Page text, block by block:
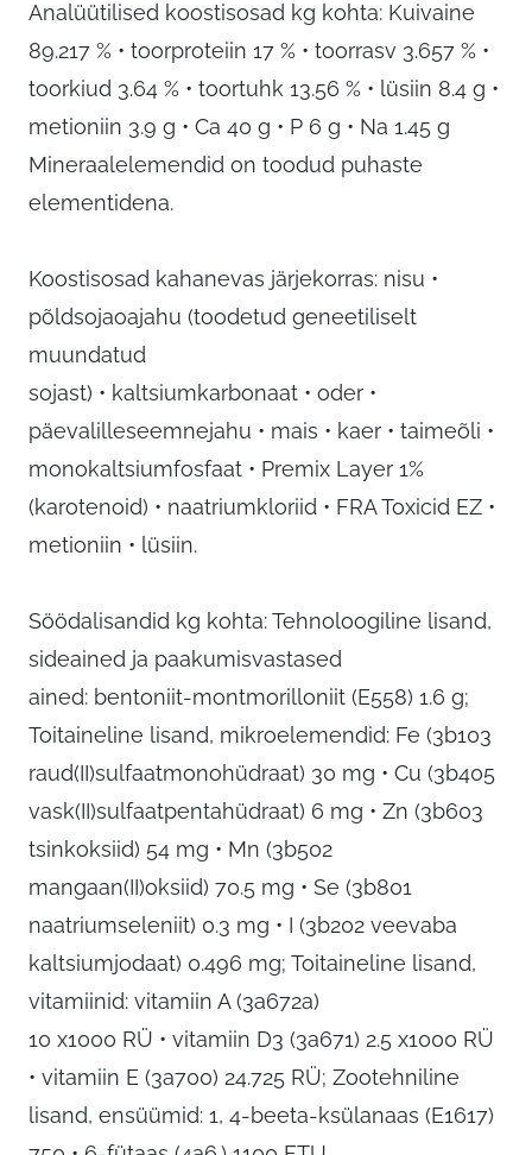
Analüütilised koostisosad kg kohta: Kuivaine
89.217 % • toorproteiin 17 % • toorrasv 3.657 % •
toorkiud 3.64 % • toortuhk 13.56 % • lüsiin 8.4 g •
metioniin 3.9 g • Ca 40 g • P 6 g • Na 1.45 g
Mineraalelemendid on toodud puhaste
elementidena.
Koostisosad kahanevas järjekorras: nisu •
põldsojaoajahu (toodetud geneetiliselt
muundatud
sojast) • kaltsiumkarbonaat • oder •
päevalilleseemnejahu • mais • kaer • taimeõli •
monokaltsiumfosfaat • Premix Layer 1%
(karotenoid) • naatriumkloriid • FRA Toxicid EZ •
metioniin • lüsiin.
Söödalisandid kg kohta: Tehnoloogiline lisand,
sideained ja paakumisvastased
ained: bentoniit-montmorilloniit (E558) 1.6 g;
Toitaineline lisand, mikroelemendid: Fe (3b103
raud(II)sulfaatmonohüdraat) 30 mg • Cu (3b405
vask(II)sulfaatpentahüdraat) 6 mg • Zn (3b603
tsinkoksiid) 54 mg • Mn (3b502
mangaan(II)oksiid) 70.5 mg • Se (3b801
naatriumseleniit) 0.3 mg • I (3b202 veevaba
kaltsiumjodaat) 0.496 mg; Toitaineline lisand,
vitamiinid: vitamiin A (3a672a)
10 x1000 RÜ • vitamiin D3 (3a671) 2.5 x1000 RÜ
• vitamiin E (3a700) 24.725 RÜ; Zootehniline
lisand, ensüümid: 1, 4-beeta-ksülanaas (E1617)